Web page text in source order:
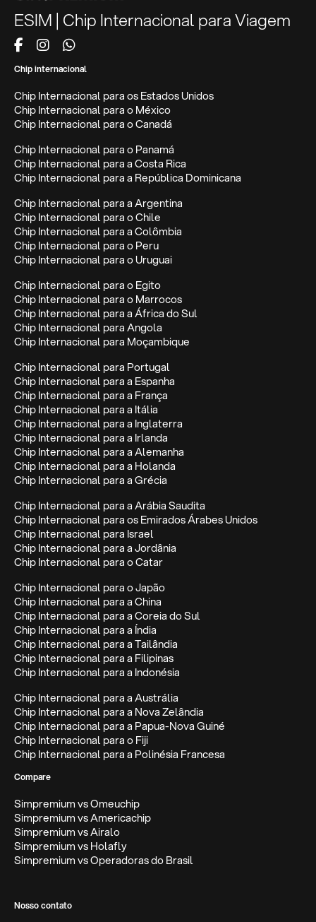
ESIM | Chip Internacional para Viagem
Chip internacional
Chip Internacional para os Estados Unidos
Chip Internacional para o México
Chip Internacional para o Canadá
Chip Internacional para o Panamá
Chip Internacional para a Costa Rica
Chip Internacional para a República Dominicana
Chip Internacional para a Argentina
Chip Internacional para o Chile
Chip Internacional para a Colômbia
Chip Internacional para o Peru
Chip Internacional para o Uruguai
Chip Internacional para o Egito
Chip Internacional para o Marrocos
Chip Internacional para a África do Sul
Chip Internacional para Angola
Chip Internacional para Moçambique
Chip Internacional para Portugal
Chip Internacional para a Espanha
Chip Internacional para a França
Chip Internacional para a Itália
Chip Internacional para a Inglaterra
Chip Internacional para a Irlanda
Chip Internacional para a Alemanha
Chip Internacional para a Holanda
Chip Internacional para a Grécia
Chip Internacional para a Arábia Saudita
Chip Internacional para os Emirados Árabes Unidos
Chip Internacional para Israel
Chip Internacional para a Jordânia
Chip Internacional para o Catar
Chip Internacional para o Japão
Chip Internacional para a China
Chip Internacional para a Coreia do Sul
Chip Internacional para a Índia
Chip Internacional para a Tailândia
Chip Internacional para a Filipinas
Chip Internacional para a Indonésia
Chip Internacional para a Austrália
Chip Internacional para a Nova Zelândia
Chip Internacional para a Papua-Nova Guiné
Chip Internacional para o Fiji
Chip Internacional para a Polinésia Francesa
Compare
Simpremium vs Omeuchip
Simpremium vs Americachip
Simpremium vs Airalo
Simpremium vs Holafly
Simpremium vs Operadoras do Brasil
Nosso contato